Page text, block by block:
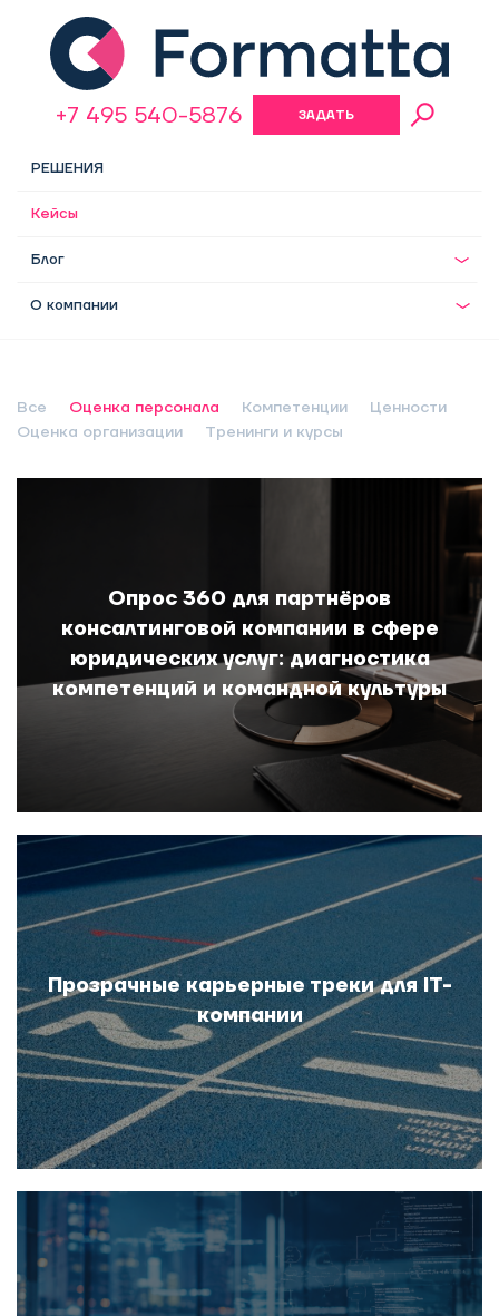
РЕШЕНИЯ
Кейсы
Блог
О компании
+7 495 540-5876 ЗАДАТЬ
Все Оценка персонала Компетенции
Ценности
Оценка организации
Тренинги и курсы
Опрос 360 для партнёров
консалтинговой компании в сфере
юридических услуг: диагностика
компетенций и командной культуры
Прозрачные карьерные треки для IT-
компании